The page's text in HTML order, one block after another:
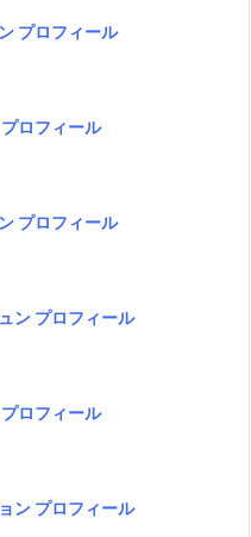
プロフィール
ロフィール
プロフィール
ン プロフィール
ロフィール
ン プロフィール